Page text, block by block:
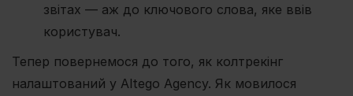
звітах — аж до ключового слова, яке ввів
користувач.
Тепер повернемося до того, як колтрекінг
налаштований у Altego Agency. Як мовилося